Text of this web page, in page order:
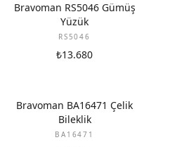
Bravoman RS5046 Gümüş
Yüzük
RS5046
₺13.680
Bravoman BA16471 Çelik
Bileklik
BA16471